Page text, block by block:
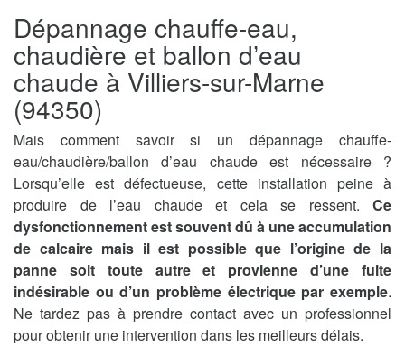
Dépannage chauffe-eau,
chaudière et ballon d’eau
chaude à Villiers-sur-Marne
(94350)
Mais comment savoir si un dépannage chauffe-
eau/chaudière/ballon d’eau chaude est nécessaire ?
Lorsqu’elle est défectueuse, cette installation peine à
produire de l’eau chaude et cela se ressent. Ce
dysfonctionnement est souvent dû à une accumulation
de calcaire mais il est possible que l’origine de la
panne soit toute autre et provienne d’une fuite
indésirable ou d’un problème électrique par exemple.
Ne tardez pas à prendre contact avec un professionnel
pour obtenir une intervention dans les meilleurs délais.